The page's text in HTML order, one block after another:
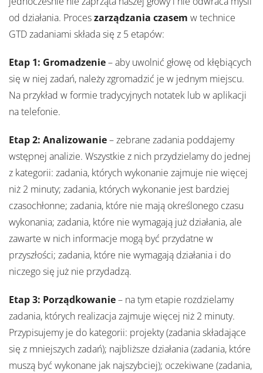
od działania. Proceszarządzania czasem w technice
GTD zadaniami składa się z 5 etapów:
Etap 1: Gromadzenie– aby uwolnić głowę od kłębiących
się w niej zadań, należy zgromadzić je w jednym miejscu.
Na przykład w formie tradycyjnych notatek lub w aplikacji
na telefonie.
Etap 2: Analizowanie– zebrane zadania poddajemy
wstępnej analizie. Wszystkie z nich przydzielamy do jednej
z kategorii: zadania, których wykonanie zajmuje nie więcej
niż 2 minuty; zadania, których wykonanie jest bardziej
czasochłonne; zadania, które nie mają określonego czasu
wykonania; zadania, które nie wymagają już działania, ale
zawarte w nich informacje mogą być przydatne w
przyszłości; zadania, które nie wymagają działania i do
niczego się już nie przydadzą.
Etap 3: Porządkowanie– na tym etapie rozdzielamy
zadania, których realizacja zajmuje więcej niż 2 minuty.
Przypisujemy je do kategorii: projekty (zadania składające
się z mniejszych zadań); najbliższe działania (zadania, które
muszą być wykonane jak najszybciej); oczekiwane (zadania,